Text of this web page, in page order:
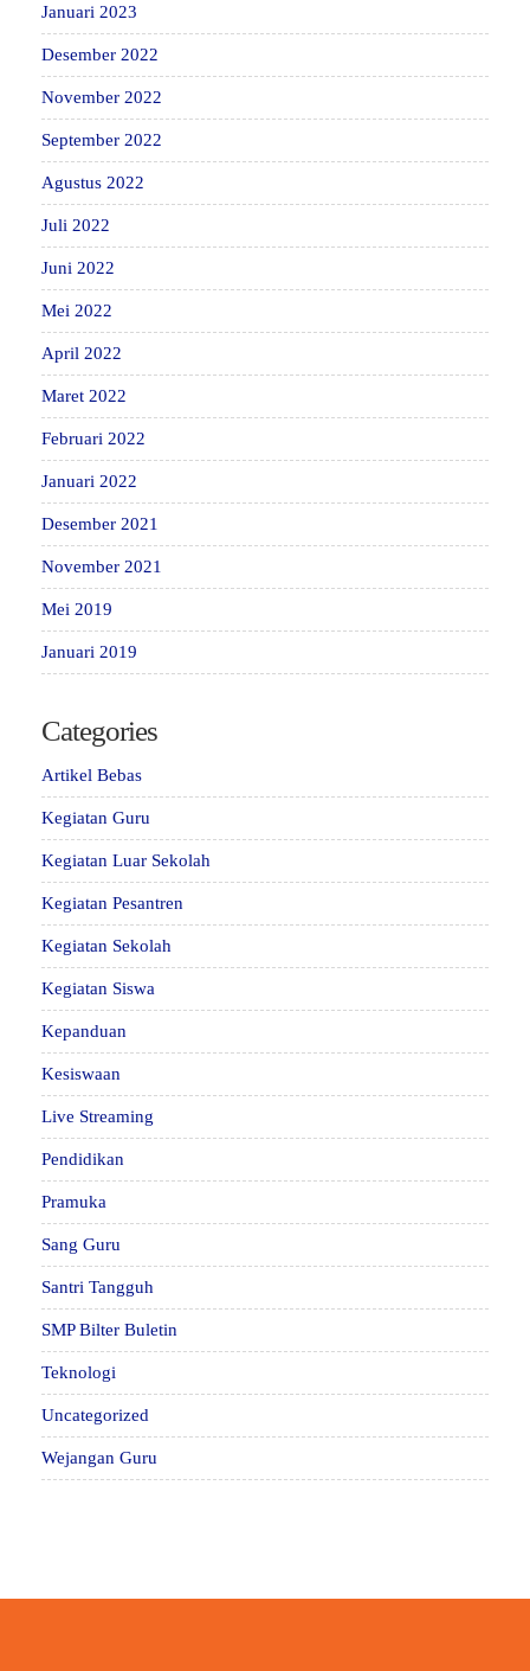
Januari 2023
Desember 2022
November 2022
September 2022
Agustus 2022
Juli 2022
Juni 2022
Mei 2022
April 2022
Maret 2022
Februari 2022
Januari 2022
Desember 2021
November 2021
Mei 2019
Januari 2019
Categories
Artikel Bebas
Kegiatan Guru
Kegiatan Luar Sekolah
Kegiatan Pesantren
Kegiatan Sekolah
Kegiatan Siswa
Kepanduan
Kesiswaan
Live Streaming
Pendidikan
Pramuka
Sang Guru
Santri Tangguh
SMP Bilter Buletin
Teknologi
Uncategorized
Wejangan Guru